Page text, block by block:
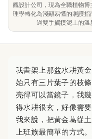
觀設計公司，現為全職植物
理學轉化為淺顯易懂的照護
過雙手觸摸泥土的溫
我書架上那盆水耕黃
始只有三片葉子的枝
亮得可以當鏡子，我
得水耕很玄，好像需
我來說，把黃金葛從
上班族最簡單的方式